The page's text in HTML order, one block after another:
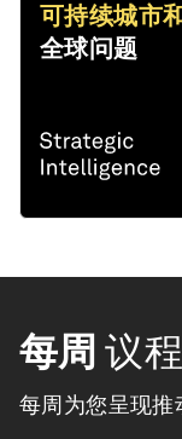
可持续城市
全球问题
每周 议程
每周为您呈现推